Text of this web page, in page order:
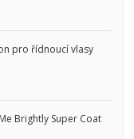
pro řídnoucí vlasy
Brightly Super Coat